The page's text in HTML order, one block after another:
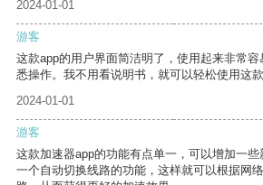
2024-01-01
游客
这款app的用户界面简洁明了，使用起来非常
悉操作。我不用看说明书，就可以轻松使用这款
2024-01-01
游客
这款加速器app的功能有点单一，可以增加一
一个自动切换线路的功能，这样就可以根据网